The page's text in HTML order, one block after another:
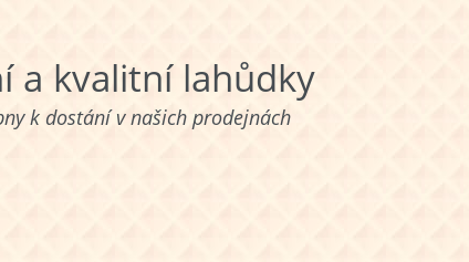
a kvalitní lahůdky
k dostání v našich prodejnách